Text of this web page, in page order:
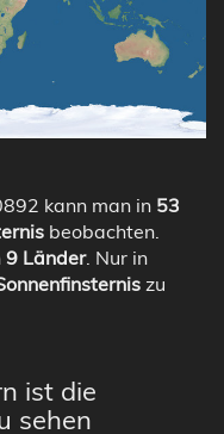
kann man in 53
beobachten.
9 Länder. Nur in
zu
ist die
sehen